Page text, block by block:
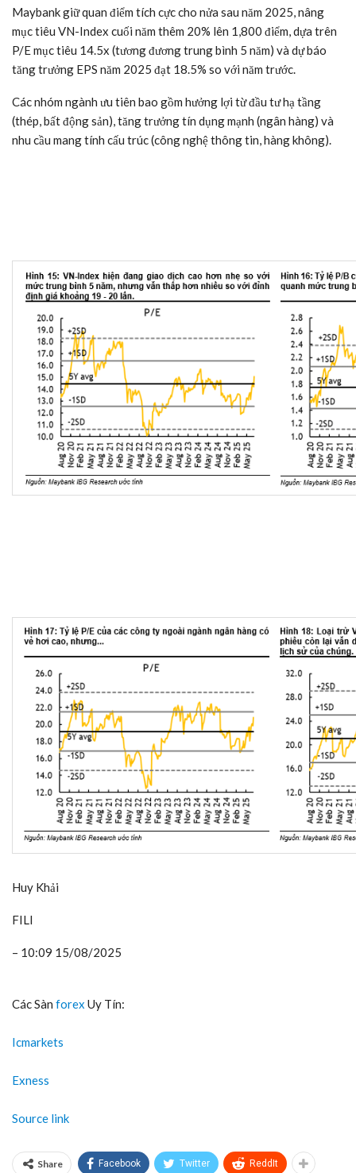
Maybank giữ quan điểm tích cực cho nửa sau năm 2025, nâng
mục tiêu VN-Index cuối năm thêm 20% lên 1,800 điểm, dựa trên
P/E mục tiêu 14.5x (tương đương trung bình 5 năm) và dự báo
tăng trưởng EPS năm 2025 đạt 18.5% so với năm trước.
Các nhóm ngành ưu tiên bao gồm hưởng lợi từ đầu tư hạ tầng
(thép, bất động sản), tăng trưởng tín dụng mạnh (ngân hàng) và
nhu cầu mang tính cấu trúc (công nghệ thông tin, hàng không).
Huy Khải
FILI
– 10:09 15/08/2025
Các Sàn forex Uy Tín:
Icmarkets
Exness
Source link
Share Facebook Twitter ReddIt